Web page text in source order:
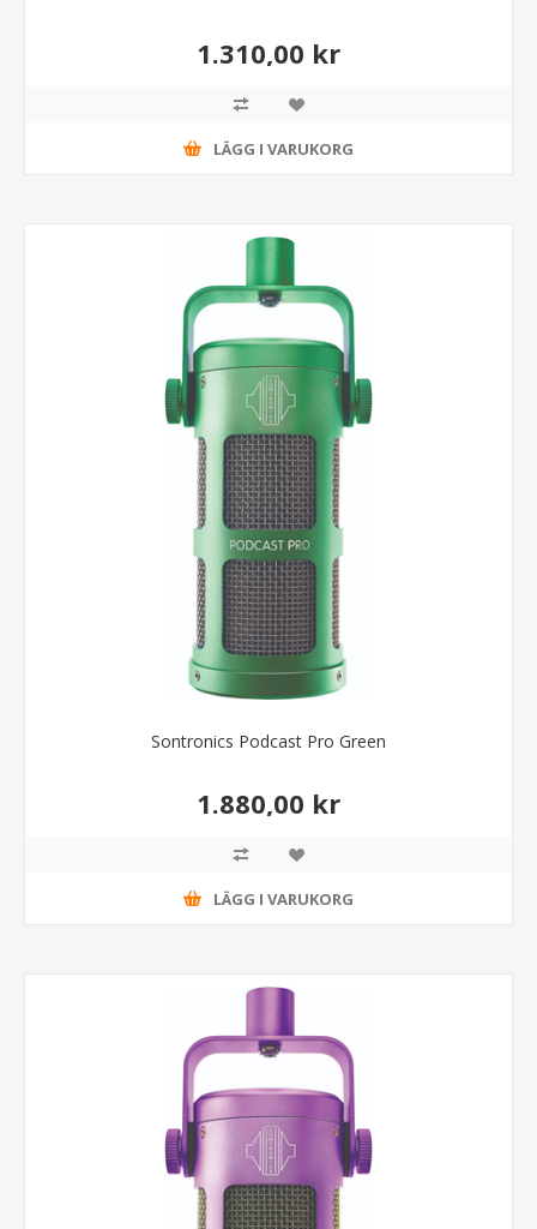
1.310,00 kr
LÄGG I VARUKORG
Sontronics Podcast Pro Green
1.880,00 kr
LÄGG I VARUKORG